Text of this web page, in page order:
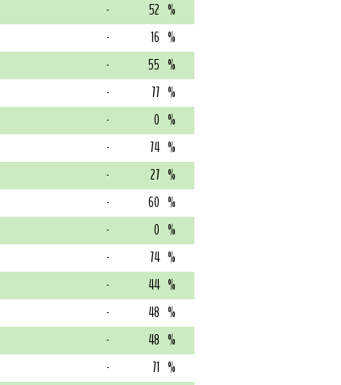
- 52 %
- 16 %
- 55 %
- 77 %
- 0 %
- 74 %
- 27 %
- 60 %
- 0 %
- 74 %
- 44 %
- 48 %
- 48 %
- 71 %